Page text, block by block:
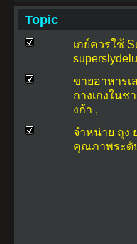
Topic
เกย์ควรใช้
ขายอาหารเ
กางเกงในช
งก้า ,
จำหน่าย ถุง
คุณภาพระดั